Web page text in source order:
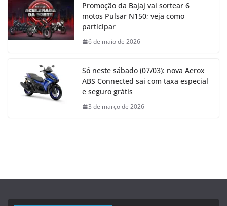
Promoção da Bajaj vai sortear 6
motos Pulsar N150; veja como
participar
6 de maio de 2026
Só neste sábado (07/03): nova Aerox
ABS Connected sai com taxa especial
e seguro grátis
3 de março de 2026